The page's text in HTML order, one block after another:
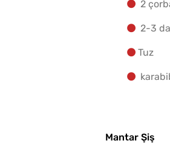
2
2-3
Tuz
Mantar Şiş